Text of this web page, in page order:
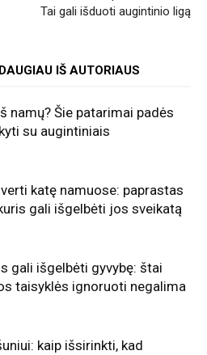
Tai gali išduoti augintinio ligą
DAUGIAU IŠ AUTORIAUS
namų? Šie patarimai padės
su augintiniais
katę namuose: paprastas
gali išgelbėti jos sveikatą
gali išgelbėti gyvybę: štai
taisyklės ignoruoti negalima
kaip išsirinkti, kad